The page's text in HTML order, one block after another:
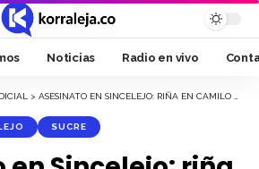
Noticias Radio en vivo
> ASESINATO EN SINCELEJO: RIÑA EN CAMILO TORRES DEJA UN MUERTO
SUCRE